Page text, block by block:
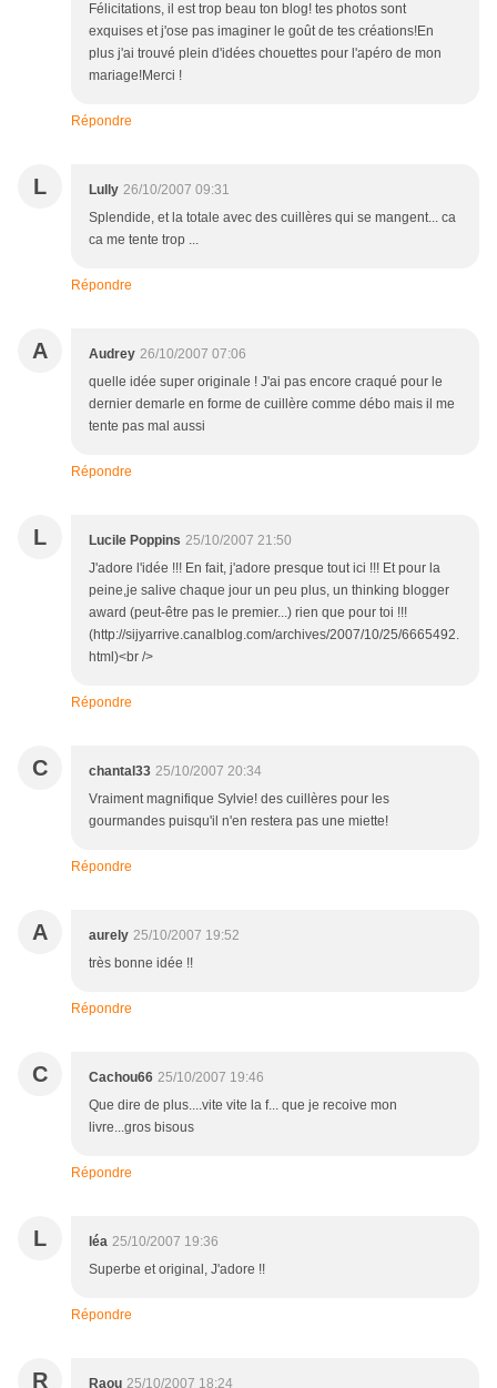
Félicitations, il est trop beau ton blog! tes photos sont
exquises et j'ose pas imaginer le goût de tes créations!En
plus j'ai trouvé plein d'idées chouettes pour l'apéro de mon
mariage!Merci !
Répondre
L Lully 26/10/2007 09:31
Splendide, et la totale avec des cuillères qui se mangent... ca
ca me tente trop ...
Répondre
A Audrey 26/10/2007 07:06
quelle idée super originale ! J'ai pas encore craqué pour le
dernier demarle en forme de cuillère comme débo mais il me
tente pas mal aussi
Répondre
L Lucile Poppins 25/10/2007 21:50
J'adore l'idée !!! En fait, j'adore presque tout ici !!! Et pour la
peine,je salive chaque jour un peu plus, un thinking blogger
award (peut-être pas le premier...) rien que pour toi !!!
(http://sijyarrive.canalblog.com/archives/2007/10/25/6665492.
html)<br />
Répondre
C chantal33 25/10/2007 20:34
Vraiment magnifique Sylvie! des cuillères pour les
gourmandes puisqu'il n'en restera pas une miette!
Répondre
A aurely 25/10/2007 19:52
très bonne idée !!
Répondre
C Cachou66 25/10/2007 19:46
Que dire de plus....vite vite la f... que je recoive mon
livre...gros bisous
Répondre
L léa 25/10/2007 19:36
Superbe et original, J'adore !!
Répondre
R Raou 25/10/2007 18:24